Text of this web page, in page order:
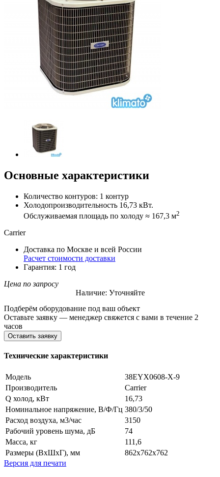
Основные характеристики
Количество контуров: 1 контур
Холодопроизводительность 16,73 кВт.
Обслуживаемая площадь по холоду ≈ 167,3 м2
Carrier
Доставка по Москве и всей России
Расчет стоимости доставки
Гарантия: 1 год
Цена по запросу
Наличие: Уточняйте
Подберём оборудование под ваш объект
Оставьте заявку — менеджер свяжется с вами в течение 2
часов
Оставить заявку
Технические характеристики
Модель
38EYX0608-X-9
Производитель
Carrier
Q холод, кВт
16,73
Номинальное напряжение, В/Ф/Гц 380/3/50
Расход воздуха, м3/час
3150
Рабочий уровень шума, дБ
74
Масса, кг
111,6
Размеры (ВхШхГ), мм
862х762х762
Версия для печати